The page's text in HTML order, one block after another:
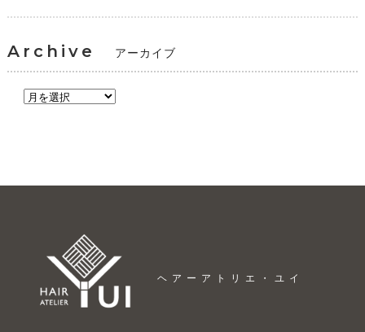
Archive アーカイブ
ヘアーアトリエ・ユイ